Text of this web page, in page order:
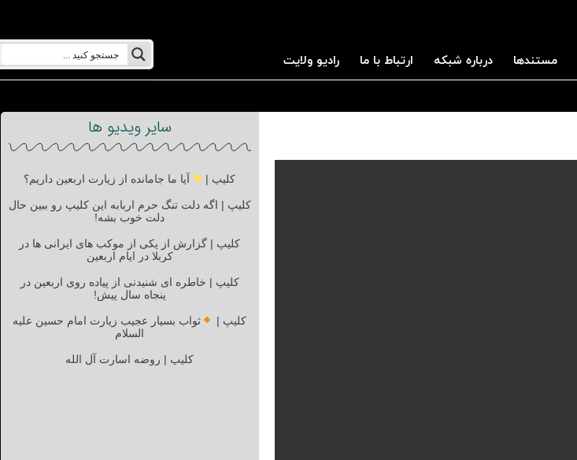
مستندها درباره شبکه ارتباط با ما رادیو ولایت
سایر ویدیو ها
کلیپ | آیا ما جامانده از زیارت اربعین داریم؟
کلیپ | اگه دلت تنگ حرم اربابه این کلیپ رو ببین حال
دلت خوب بشه!
کلیپ | گزارش از یکی از موکب های ایرانی ها در
کربلا در ایام اربعین
کلیپ | خاطره ای شنیدنی از پیاده روی اربعین در
پنجاه سال پیش!
کلیپ |
ثواب بسیار عجیب زیارت امام حسین علیه
السلام
کلیپ | روضه اسارت آل الله